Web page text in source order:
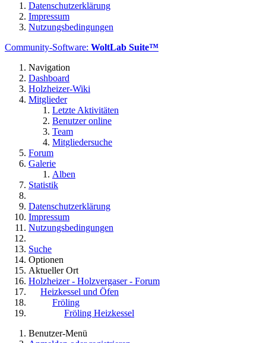
Datenschutzerklärung
Impressum
Nutzungsbedingungen
Community-Software: WoltLab Suite™
Navigation
Dashboard
Holzheizer-Wiki
Mitglieder
Letzte Aktivitäten
Benutzer online
Team
Mitgliedersuche
Forum
Galerie
Alben
Statistik
Datenschutzerklärung
Impressum
Nutzungsbedingungen
Suche
Optionen
Aktueller Ort
Holzheizer - Holzvergaser - Forum
Heizkessel und Öfen
Fröling
Fröling Heizkessel
Benutzer-Menü